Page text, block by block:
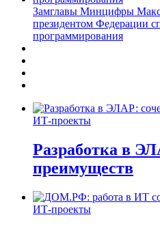
Замглавы Минцифры
президентом Федерации
программирования
ИТ-проекты
Разработка в
преимуществ
ИТ-проекты